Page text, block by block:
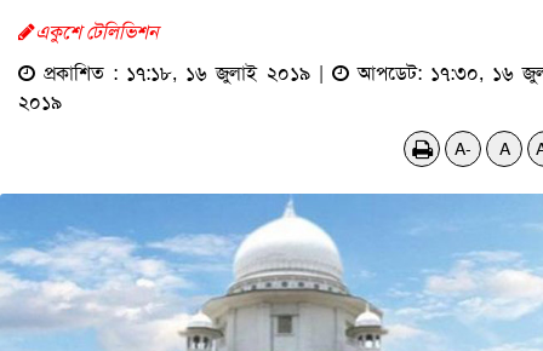
একুশে টেলিভিশন
প্রকাশিত : ১৭:১৮, ১৬ জুলাই ২০১৯ |
আপডেট: ১৭:৩০, ১৬
২০১৯
A- A